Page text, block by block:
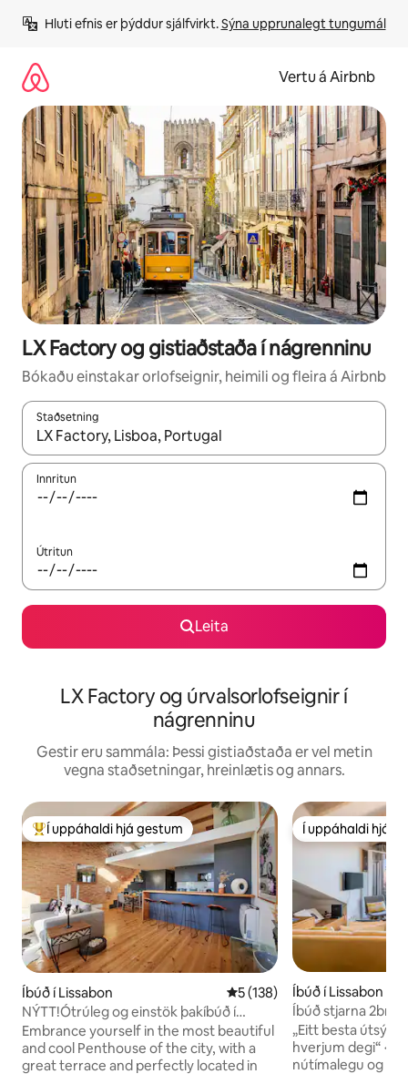
beint
Hluti efnis er þýddur sjálfvirkt. Sýna upprunalegt tungumál
Vertu á Airbnb
LX Factory og gistiaðstaða í nágrenninu
Bókaðu einstakar orlofseignir, heimili og fleira á Airbnb
Staðsetning
Þegar niðurstöður liggja fyrir skaltu nota upp og niður
Innritun
Útritun
Leita
LX Factory og úrvalsorlofseignir í
nágrenninu
Gestir eru sammála: Þessi gistiaðstaða er vel metin
vegna staðsetningar, hreinlætis og annars.
Í mestu uppáhaldi hjá gestum
Í uppáhaldi hjá gestum
Íbúð í Lissabon 5 af 5 í meðaleinkunn, 138
5 (138)
NÝTT!Ótrúleg og einstök þakíbúð í
miðborginni!
Embrance yourself in the most beautiful
and cool Penthouse of the city, with a
great terrace and perfectly located in
Í uppáhaldi hjá
Í uppáhaldi hjá
Íbúð í Lissabon
Íbúð stjarna 2br/
og bæinn
„Eitt besta
hverjum degi“
nútímalegu og